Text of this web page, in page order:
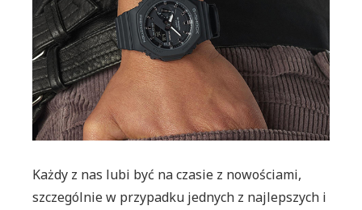
CasiOak
i
Dazzlink
Night
City
Każdy z nas lubi być na czasie z nowościami,
szczególnie w przypadku jednych z najlepszych i